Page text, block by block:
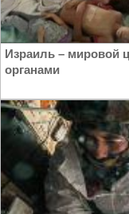
Израиль – мировой
органами